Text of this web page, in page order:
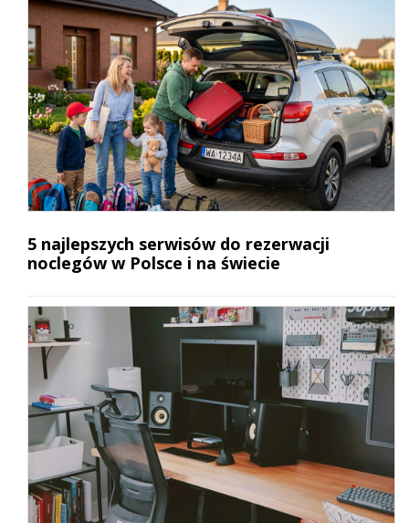
5 najlepszych serwisów do rezerwacji
noclegów w Polsce i na świecie